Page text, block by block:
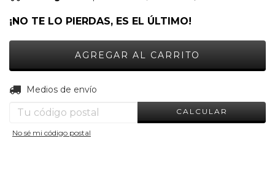
¡NO TE LO PIERDAS, ES EL ÚLTIMO!
Entregas para el CP:
Medios de envío
CALCULAR
No sé mi código postal